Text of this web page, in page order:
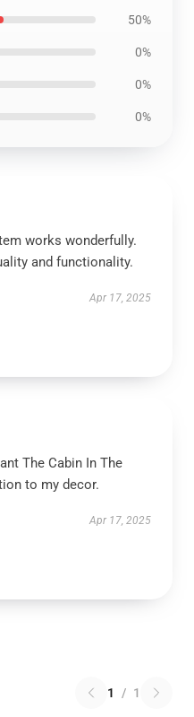
50%
0%
0%
0%
works wonderfully.
and functionality.
Apr 17, 2025
The Cabin In The
to my decor.
Apr 17, 2025
1 / 1